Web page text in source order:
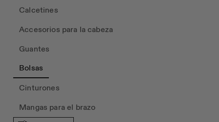
Calcetines
Accesorios para la cabeza
Guantes
Bolsas
Cinturones
Mangas para el brazo